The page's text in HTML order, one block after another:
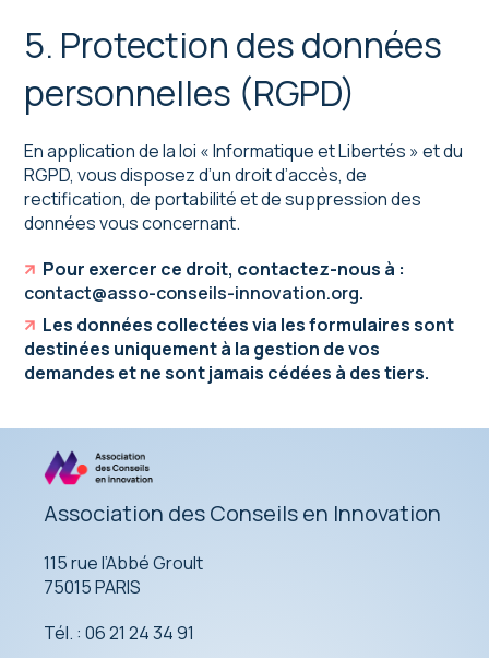
5. Protection des données
personnelles (RGPD)
En application de la loi « Informatique et Libertés » et du
RGPD, vous disposez d’un droit d’accès, de
rectification, de portabilité et de suppression des
données vous concernant.
Pour exercer ce droit, contactez-nous à :
contact@asso-conseils-innovation.org.
Les données collectées via les formulaires sont
destinées uniquement à la gestion de vos
demandes et ne sont jamais cédées à des tiers.
Association des Conseils en Innovation
115 rue l’Abbé Groult
75015 PARIS
Tél. : 06 21 24 34 91